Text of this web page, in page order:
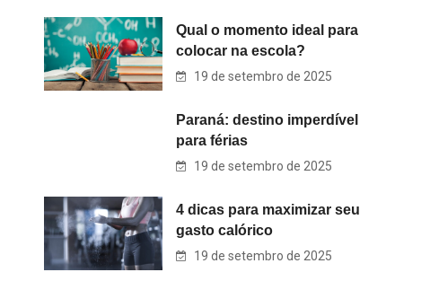
Qual o momento ideal para
colocar na escola?
19 de setembro de 2025
Paraná: destino imperdível
para férias
19 de setembro de 2025
4 dicas para maximizar seu
gasto calórico
19 de setembro de 2025